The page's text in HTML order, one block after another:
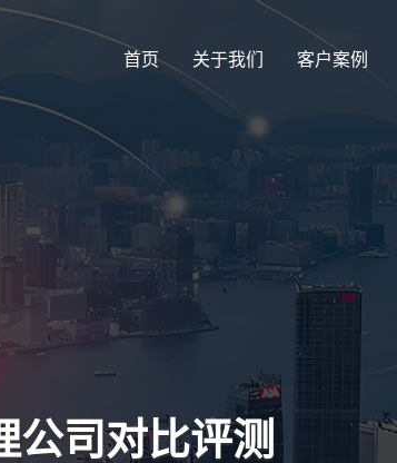
首页 关于我们 客户案例
公司对比评测